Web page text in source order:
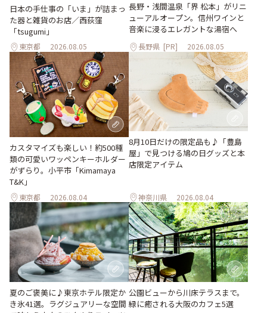
日本の手仕事の「いま」が詰まっ
た器と雑貨のお店／西荻窪
「tsugumi」
東京都 2026.08.05
長野・浅間温泉「界 松本」がリニ
ューアルオープン。信州ワインと
音楽に浸るエレガントな湯宿へ
長野県 [PR] 2026.08.05
カスタマイズも楽しい！約500種
類の可愛いワッペンキーホルダー
がずらり。小平市「Kimamaya
T&K」
東京都 2026.08.04
8月10日だけの限定品も♪「豊島
屋」で見つける鳩の日グッズと本
店限定アイテム
神奈川県 2026.08.04
夏のご褒美に♪東京ホテル限定か
き氷41選。ラグジュアリーな空間
公園ビューから川床テラスまで。
緑に癒される大阪のカフェ5選